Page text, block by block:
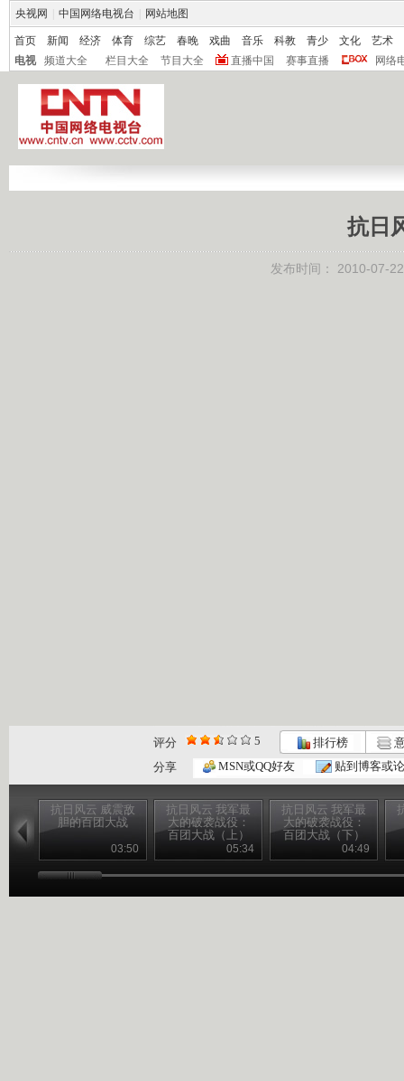
央视网 中国网络电视台 网站地图
首页 新闻 经济 体育 综艺 春晚 戏曲 音乐 科教 青少 文化
艺术
电视
频道大全 栏目大全 节目大全 直播中国 赛事直播 网络
抗日
发布时间： 2010-07-
评分 5 排行榜
分享
MSN或QQ好友 贴到博客或
抗日风云 威震敌
胆的百团大战
03:50
抗日风云 我军最
大的破袭战役：
百团大战（上）
05:34
抗日风云 我军最
大的破袭战役：
百团大战（下）
04:49